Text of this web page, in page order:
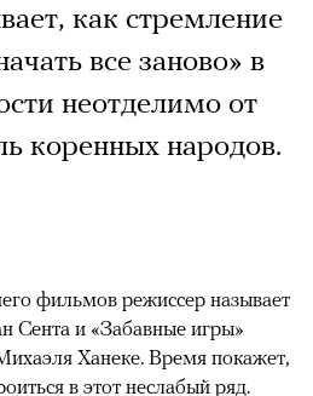
как стремление
все заново» в
неотделимо от
коренных народов.
фильмов режиссер называет
Сента и «Забавные игры»
Ханеке. Время покажет,
в этот неслабый ряд.